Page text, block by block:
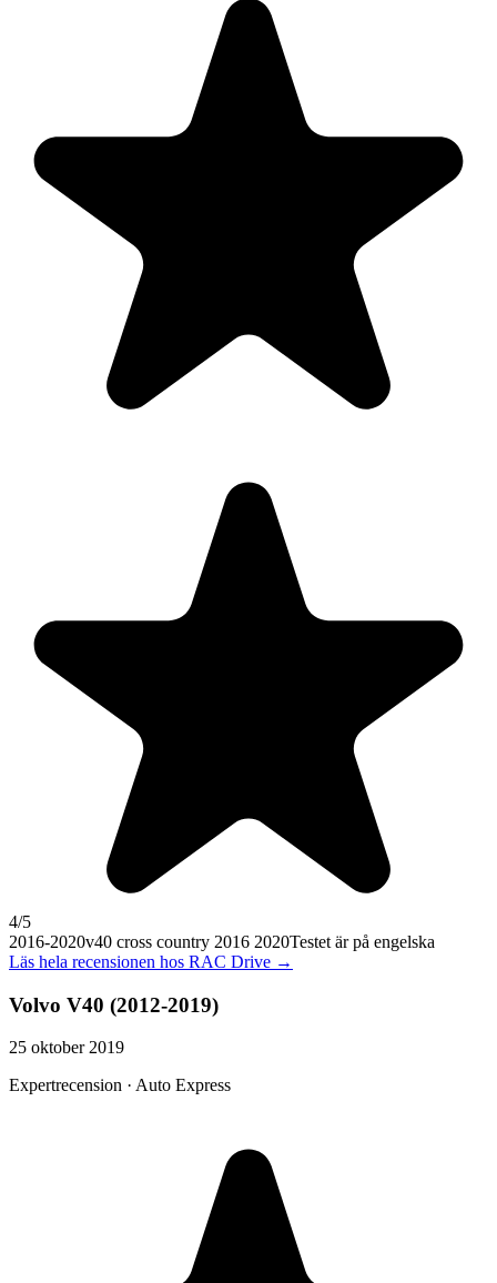
4/5
2016-2020v40 cross country 2016 2020Testet är på engelska
Läs hela recensionen hos RAC Drive →
Volvo V40 (2012-2019)
25 oktober 2019
Expertrecension · Auto Express